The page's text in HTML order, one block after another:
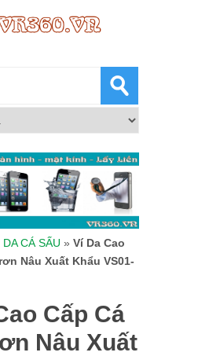
DA CÁ SẤU » Ví Da Cao
Nâu Xuất Khẩu VS01-
Cấp Cá
Nâu Xuất